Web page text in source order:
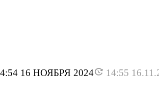
16 НОЯБРЯ 2024 14:55